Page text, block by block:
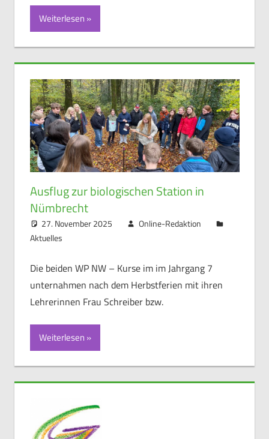
Weiterlesen
Ausflug zur biologischen Station in
Nümbrecht
27. November 2025
Online-Redaktion
Aktuelles
Die beiden WP NW – Kurse im im Jahrgang 7
unternahmen nach dem Herbstferien mit ihren
Lehrerinnen Frau Schreiber bzw.
Weiterlesen